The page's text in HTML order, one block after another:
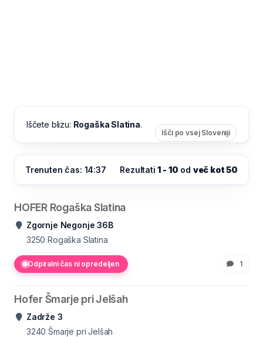
Iščete blizu: Rogaška Slatina.
Išči po vsej Sloveniji
Trenuten čas: 14:37 Rezultati1 - 10 od več kot 50
HOFER Rogaška Slatina
Zgornje Negonje 36B
3250 Rogaška Slatina
Odpiralni čas ni opredeljen 1
Hofer Šmarje pri Jelšah
Zadrže 3
3240 Šmarje pri Jelšah